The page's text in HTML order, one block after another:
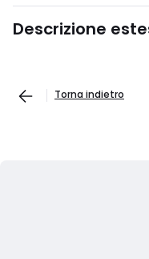
Descrizione
Torna indietro